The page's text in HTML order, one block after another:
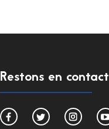
Restons en contact